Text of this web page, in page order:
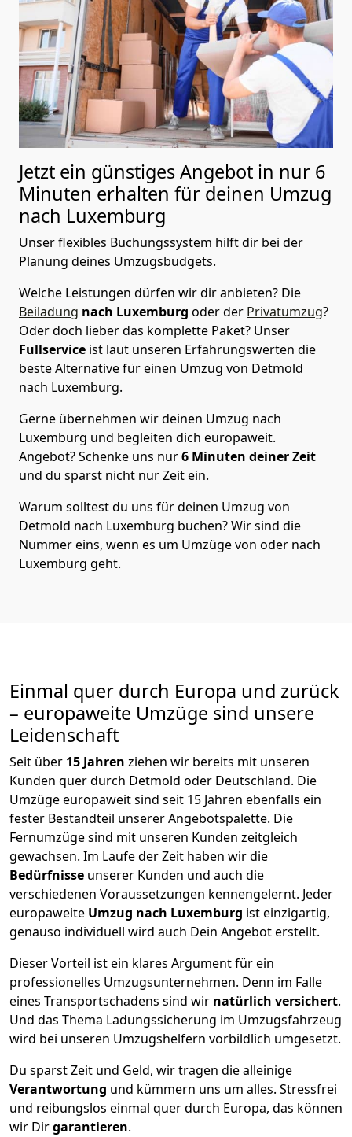
Jetzt ein günstiges Angebot in nur 6
Minuten erhalten für deinen Umzug
nach Luxemburg
Unser flexibles Buchungssystem hilft dir bei der
Planung deines Umzugsbudgets.
Welche Leistungen dürfen wir dir anbieten? Die
Beiladung nach Luxemburg oder der Privatumzug?
Oder doch lieber das komplette Paket? Unser
Fullservice ist laut unseren Erfahrungswerten die
beste Alternative für einen Umzug von Detmold
nach Luxemburg.
Gerne übernehmen wir deinen Umzug nach
Luxemburg und begleiten dich europaweit.
Angebot? Schenke uns nur6 Minuten deiner Zeit
und du sparst nicht nur Zeit ein.
Warum solltest du uns für deinen Umzug von
Detmold nach Luxemburg buchen? Wir sind die
Nummer eins, wenn es um Umzüge von oder nach
Luxemburg geht.
Einmal quer durch Europa und zurück
– europaweite Umzüge sind unsere
Leidenschaft
Seit über 15 Jahren ziehen wir bereits mit unseren
Kunden quer durch Detmold oder Deutschland. Die
Umzüge europaweit sind seit 15 Jahren ebenfalls ein
fester Bestandteil unserer Angebotspalette. Die
Fernumzüge sind mit unseren Kunden zeitgleich
gewachsen. Im Laufe der Zeit haben wir die
Bedürfnisse unserer Kunden und auch die
verschiedenen Voraussetzungen kennengelernt. Jeder
europaweite Umzug nach Luxemburg ist einzigartig,
genauso individuell wird auch Dein Angebot erstellt.
Dieser Vorteil ist ein klares Argument für ein
professionelles Umzugsunternehmen. Denn im Falle
eines Transportschadens sind wir natürlich versichert.
Und das Thema Ladungssicherung im Umzugsfahrzeug
wird bei unseren Umzugshelfern vorbildlich umgesetzt.
Du sparst Zeit und Geld, wir tragen die alleinige
Verantwortung und kümmern uns um alles. Stressfrei
und reibungslos einmal quer durch Europa, das können
wir Dirgarantieren.